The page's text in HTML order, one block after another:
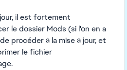
il est fortement
le dossier Mods (si l'on en a
procéder à la mise à jour, et
le fichier